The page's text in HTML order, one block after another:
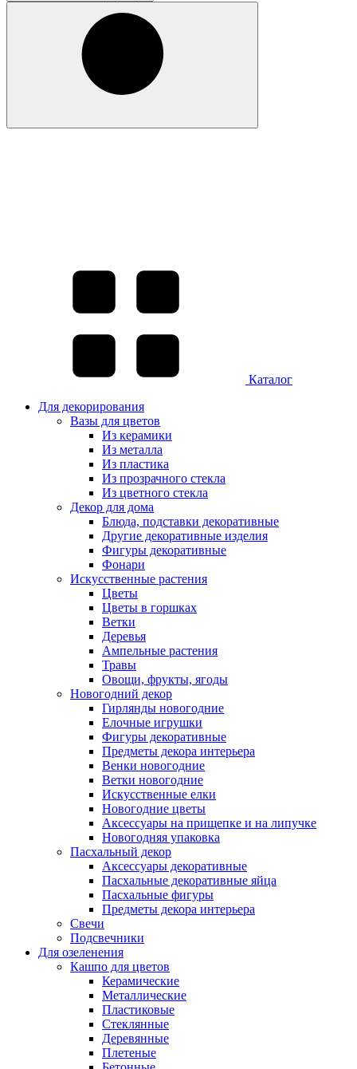
Каталог
Для декорирования
Вазы для цветов
Из керамики
Из металла
Из пластика
Из прозрачного стекла
Из цветного стекла
Декор для дома
Блюда, подставки декоративные
Другие декоративные изделия
Фигуры декоративные
Фонари
Искусственные растения
Цветы
Цветы в горшках
Ветки
Деревья
Ампельные растения
Травы
Овощи, фрукты, ягоды
Новогодний декор
Гирлянды новогодние
Елочные игрушки
Фигуры декоративные
Предметы декора интерьера
Венки новогодние
Ветки новогодние
Искусственные елки
Новогодние цветы
Аксессуары на прищепке и на липучке
Новогодняя упаковка
Пасхальный декор
Аксессуары декоративные
Пасхальные декоративные яйца
Пасхальные фигуры
Предметы декора интерьера
Свечи
Подсвечники
Для озеленения
Кашпо для цветов
Керамические
Металлические
Пластиковые
Стеклянные
Деревянные
Плетеные